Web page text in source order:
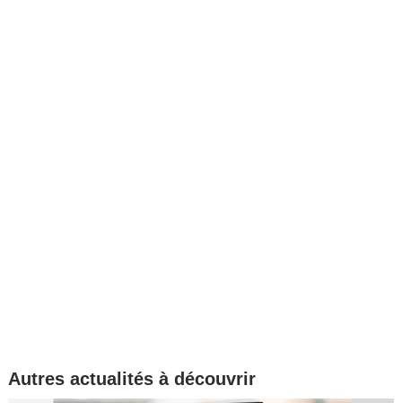
Autres actualités à découvrir